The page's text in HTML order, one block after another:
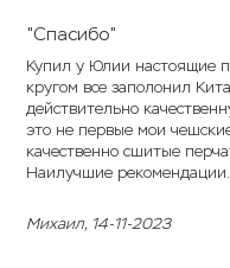
"Спасибо"
Купил у Юлии настоящие
кругом все заполонил
действительно
это не первые мои
качественно сшитые
Наилучшие рекомендации.
Михаил, 14-11-2023